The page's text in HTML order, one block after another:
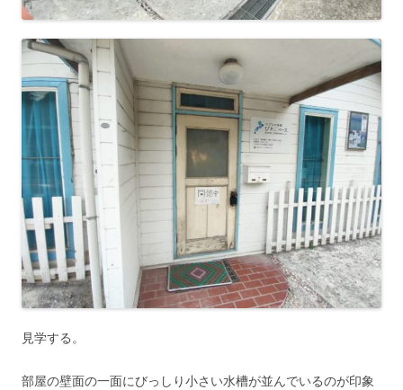
見学する。
部屋の壁面の一面にびっしり小さい水槽が並んでいるのが印象